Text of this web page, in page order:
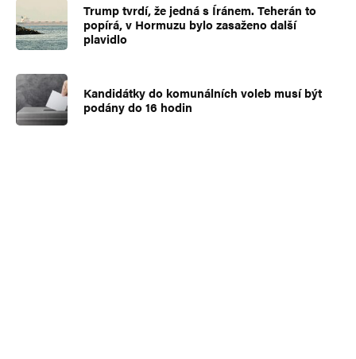
Trump tvrdí, že jedná s Íránem. Teherán to
popírá, v Hormuzu bylo zasaženo další
plavidlo
Kandidátky do komunálních voleb musí být
podány do 16 hodin